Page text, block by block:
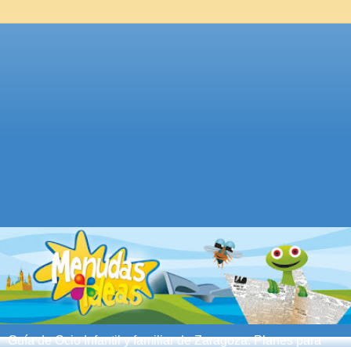
Guía de Ocio Infantil y familiar de Zaragoza. Planes para